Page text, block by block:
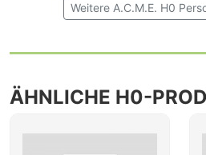
Weitere A.C.M.E. H0
ÄHNLICHE H0-